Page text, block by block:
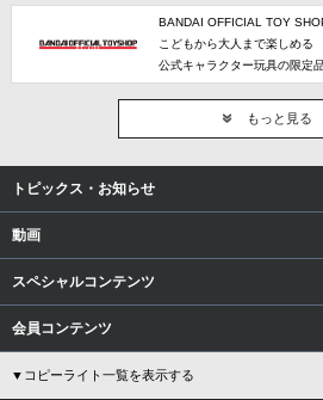
BANDAI OFFICIAL TOY
こどもから大人まで楽しめる
公式キャラクター玩具の限定
もっと見る
トピックス・お知らせ
動画
スペシャルコンテンツ
会員コンテンツ
▼コピーライト一覧を表示する